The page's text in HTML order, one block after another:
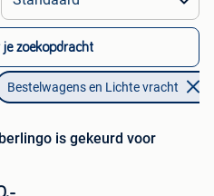
je zoekopdracht
Bestelwagens en Lichte vracht
is gekeurd voor